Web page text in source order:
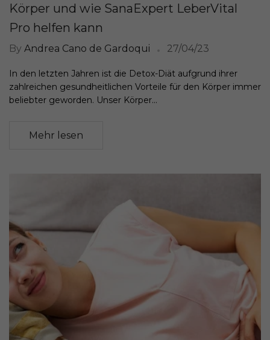
Körper und wie SanaExpert LeberVital
Pro helfen kann
By Andrea Cano de Gardoqui 27/04/23
In den letzten Jahren ist die Detox-Diät aufgrund ihrer
zahlreichen gesundheitlichen Vorteile für den Körper immer
beliebter geworden. Unser Körper...
Mehr lesen